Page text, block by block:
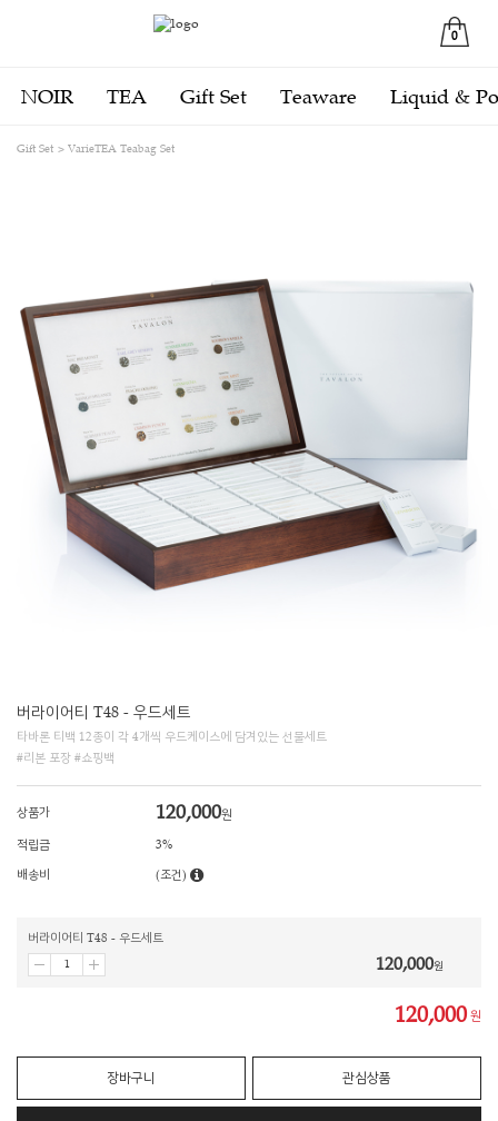
0
NOIR TEA Gift Set Teaware Liquid &
Gift Set VarieTEA Teabag Set
버라이어티 T48 - 우드세트
타바론 티백 12종이 각 4개씩 우드케이스에 담겨있는 선물세트
#리본 포장 #쇼핑백
상품가 120,000원
적립금 3%
배송비 (조건)
버라이어티 T48 - 우드세트
120,000원
120,000 원
장바구니 관심상품